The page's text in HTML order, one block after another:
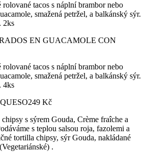
rolované tacos s náplní brambor nebo
smažená petržel, a balkánský sýr.
2ks
EN GUACAMOLE CON
rolované tacos s náplní brambor nebo
smažená petržel, a balkánský sýr.
4ks
249 Kč
s sýrem Gouda, Crème fraîche a
s teplou salsou roja, fazolemi a
tortilla chipsy, sýr Gouda, nakládané
.